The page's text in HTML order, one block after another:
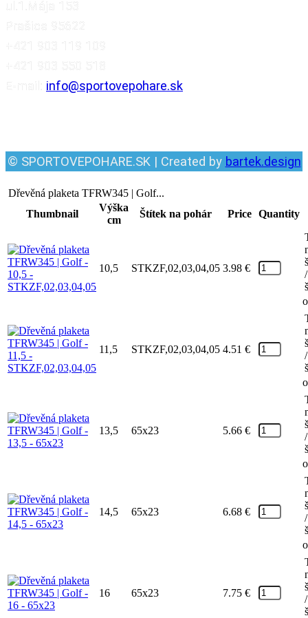
info@sportovepohare.sk
© SPORTOVEPOHARE.SK | Created by bartek.design
Dřevěná plaketa TFRW345 | Golf...
Thumbnail
Výška
cm
Štítek na pohár Price Quantity
10,5 STKZF,02,03,04,05 3.98 €
/
11,5 STKZF,02,03,04,05 4.51 €
/
13,5 65x23 5.66 €
/
14,5 65x23 6.68 €
/
16 65x23 7.75 €
/